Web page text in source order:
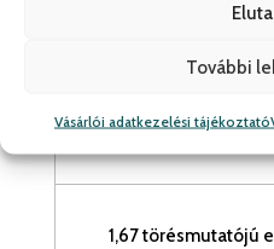
További
Vásárlói adatkezelési tájékoztató
-6,00 és
38.660
1,67 törésmutatójú